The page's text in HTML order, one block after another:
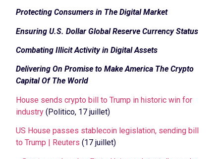
Protecting Consumers in The Digital Market
Ensuring U.S. Dollar Global Reserve Currency Status
Combating Illicit Activity in Digital Assets
Delivering On Promise to Make America The Crypto
Capital Of The World
House sends crypto bill to Trump in historic win for
industry (Politico, 17 juillet)
US House passes stablecoin legislation, sending bill
to Trump | Reuters (17 juillet)